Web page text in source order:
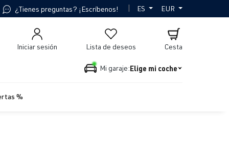
¿Tienes preguntas? ¡Escríbenos! | ES EUR
Lista de deseos
Iniciar sesión Cesta
Mi garaje:Elige mi coche
%